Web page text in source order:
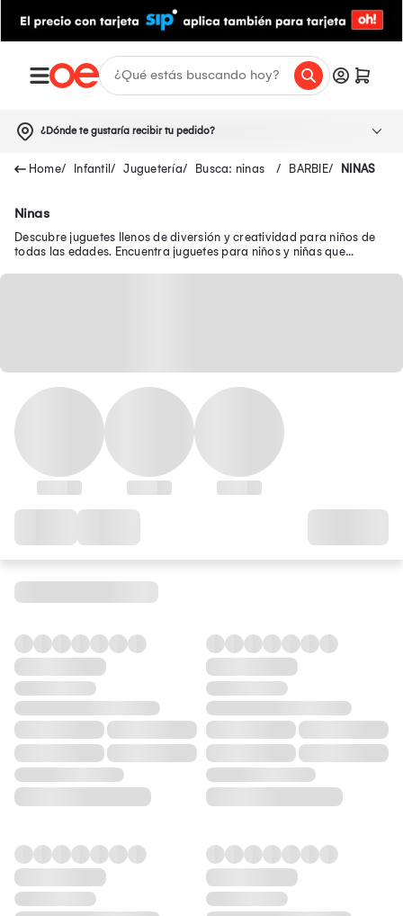
¿Dónde te gustaría recibir tu pedido?
Infantil Juguetería Busca: ninas BARBIE NINAS
Ninas
Descubre juguetes llenos de diversión y creatividad para niños de
todas las edades. Encuentra juguetes para niños y niñas que